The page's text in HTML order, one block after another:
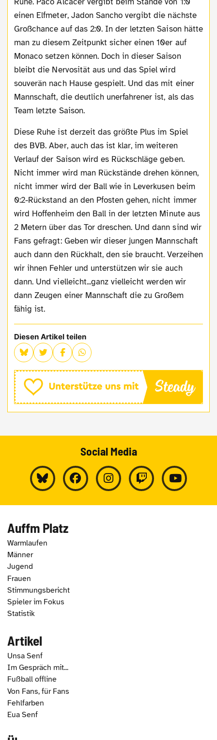
einen Elfmeter, Jadon Sancho vergibt die nächste
Großchance auf das 2:0. In der letzten Saison hätte
man zu diesem Zeitpunkt sicher einen 10er auf
Monaco setzen können. Doch in dieser Saison
bleibt die Nervosität aus und das Spiel wird
souverän nach Hause gespielt. Und das mit einer
Mannschaft, die deutlich unerfahrener ist, als das
Team letzte Saison.
Diese Ruhe ist derzeit das größte Plus im Spiel
des BVB. Aber, auch das ist klar, im weiteren
Verlauf der Saison wird es Rückschläge geben.
Nicht immer wird man Rückstände drehen können,
nicht immer wird der Ball wie in Leverkusen beim
0:2-Rückstand an den Pfosten gehen, nicht immer
wird Hoffenheim den Ball in der letzten Minute aus
2 Metern über das Tor dreschen. Und dann sind wir
Fans gefragt: Geben wir dieser jungen Mannschaft
auch dann den Rückhalt, den sie braucht. Verzeihen
wir ihnen Fehler und unterstützen wir sie auch
dann. Und vielleicht...ganz vielleicht werden wir
dann Zeugen einer Mannschaft die zu Großem
fähig ist.
Diesen Artikel teilen
Social Media
Auffm Platz
Warmlaufen
Männer
Jugend
Frauen
Stimmungsbericht
Spieler im Fokus
Statistik
Artikel
Unsa Senf
Im Gespräch mit...
Fußball offline
Von Fans, für Fans
Fehlfarben
Eua Senf